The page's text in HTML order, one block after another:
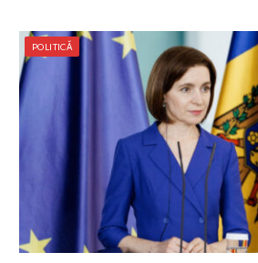
POLITICĂ